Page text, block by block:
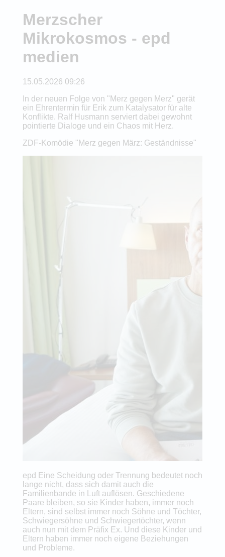
Merzscher
Mikrokosmos - epd
medien
15.05.2026 09:26
In der neuen Folge von "Merz gegen Merz" gerät
ein Ehrentermin für Erik zum Katalysator für alte
Konflikte. Ralf Husmann serviert dabei gewohnt
pointierte Dialoge und ein Chaos mit Herz.
ZDF-Komödie "Merz gegen März: Geständnisse"
epd Eine Scheidung oder Trennung bedeutet noch
lange nicht, dass sich damit auch die
Familienbande in Luft auflösen. Geschiedene
Paare bleiben, so sie Kinder haben, immer noch
Eltern, sind selbst immer noch Söhne und Töchter,
Schwiegersöhne und Schwiegertöchter, wenn
auch nun mit dem Präfix Ex. Und diese Kinder und
Eltern haben immer noch eigene Beziehungen
und Probleme.